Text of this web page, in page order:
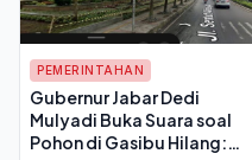
PEMERINTAHAN
Gubernur Jabar Dedi
Mulyadi Buka Suara soal
Pohon di Gasibu Hilang: